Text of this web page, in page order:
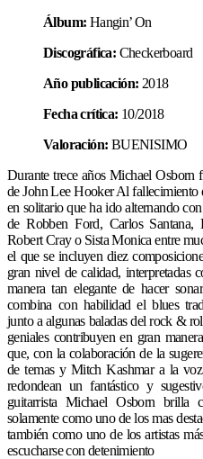
Álbum: Hangin’ On
Discográfica: Checkerboard
Año publicación: 2018
Fecha crítica: 10/2018
Valoración: BUENISIMO
Durante trece años Michael Osborn
de John Lee Hooker Al fallecimiento
en solitario que ha ido alternando
de Robben Ford, Carlos
Robert Cray o Sista Monica entre
el que se incluyen diez
gran nivel de calidad, interpretadas
manera tan elegante de hacer
combina con habilidad el blues
junto a algunas baladas del rock &
geniales contribuyen en gran
que, con la colaboración de la
de temas y Mitch Kashmar a la
redondean un fantástico y
guitarrista Michael Osborn
solamente como uno de los mas
también como uno de los artistas
escucharse con detenimiento